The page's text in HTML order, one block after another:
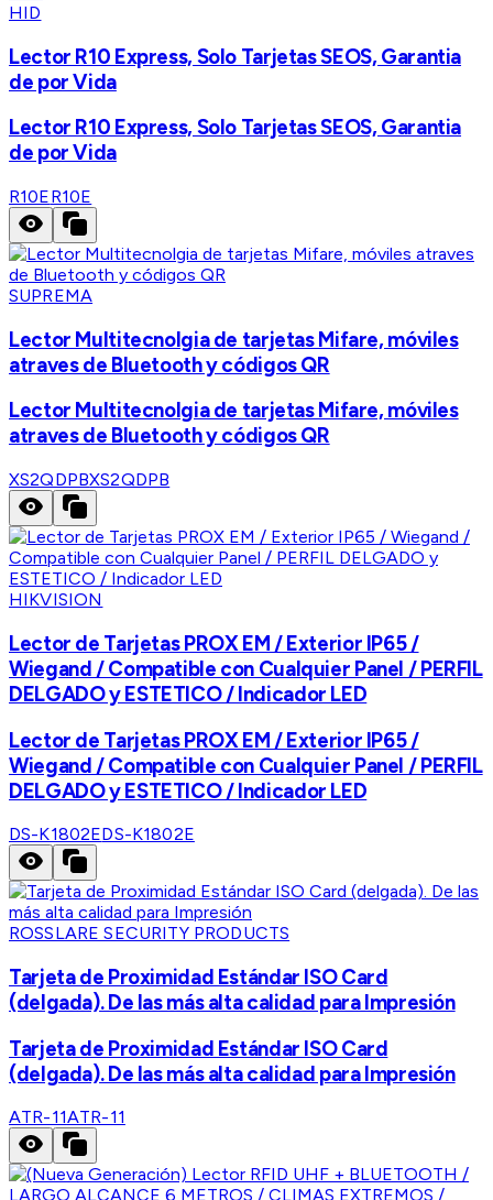
HID
Lector R10 Express, Solo Tarjetas SEOS, Garantia
de por Vida
Lector R10 Express, Solo Tarjetas SEOS, Garantia
de por Vida
R10ER10E
SUPREMA
Lector Multitecnolgia de tarjetas Mifare, móviles
atraves de Bluetooth y códigos QR
Lector Multitecnolgia de tarjetas Mifare, móviles
atraves de Bluetooth y códigos QR
XS2QDPBXS2QDPB
HIKVISION
Lector de Tarjetas PROX EM / Exterior IP65 /
Wiegand / Compatible con Cualquier Panel / PERFIL
DELGADO y ESTETICO / Indicador LED
Lector de Tarjetas PROX EM / Exterior IP65 /
Wiegand / Compatible con Cualquier Panel / PERFIL
DELGADO y ESTETICO / Indicador LED
DS-K1802EDS-K1802E
ROSSLARE SECURITY PRODUCTS
Tarjeta de Proximidad Estándar ISO Card
(delgada). De las más alta calidad para Impresión
Tarjeta de Proximidad Estándar ISO Card
(delgada). De las más alta calidad para Impresión
ATR-11ATR-11